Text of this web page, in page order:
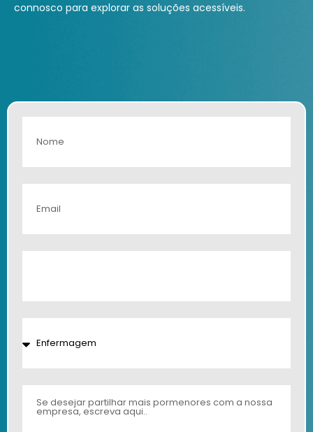
connosco para explorar as soluções acessíveis.